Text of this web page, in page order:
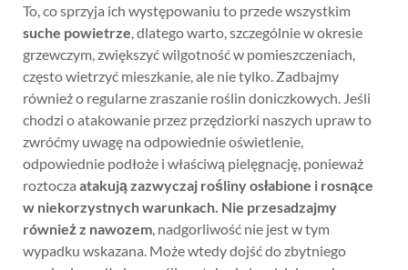
To, co sprzyja ich występowaniu to przede wszystkim
suche powietrze, dlatego warto, szczególnie w okresie
grzewczym, zwiększyć wilgotność w pomieszczeniach,
często wietrzyć mieszkanie, ale nie tylko. Zadbajmy
również o regularne zraszanie roślin doniczkowych. Jeśli
chodzi o atakowanie przez przędziorki naszych upraw to
zwróćmy uwagę na odpowiednie oświetlenie,
odpowiednie podłoże i właściwą pielęgnację, ponieważ
roztocza atakują zazwyczaj rośliny osłabione i rosnące
w niekorzystnych warunkach. Nie przesadzajmy
również z nawozem, nadgorliwość nie jest w tym
wypadku wskazana. Może wtedy dojść do zbytniego